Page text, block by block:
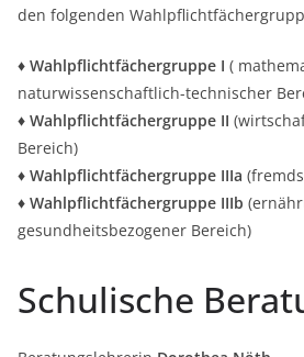
den folgenden
♦ Wahlpflichtfächergruppe I (
naturwissenschaftlich-technischer
♦ Wahlpflichtfächergruppe II
Bereich)
♦ Wahlpflichtfächergruppe IIIa
♦ Wahlpflichtfächergruppe IIIb
gesundheitsbezogener Bereich)
Schulische